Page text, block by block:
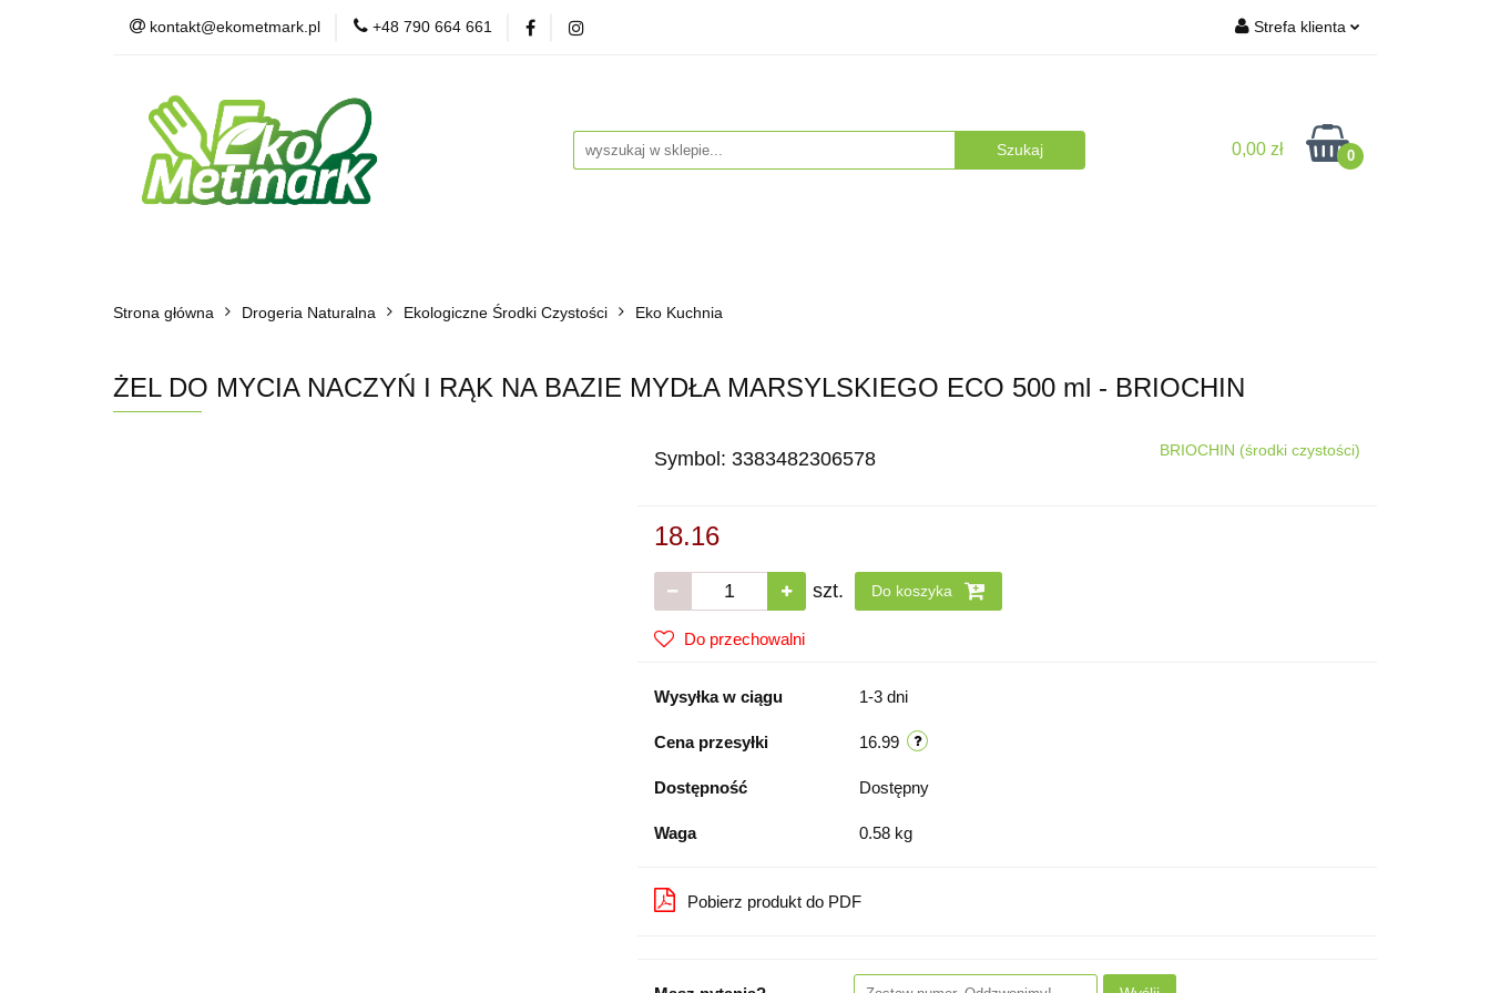
kontakt@ekometmark.pl +48 790 664 661 Strefa klienta
Dodaj zgłoszenie
0,00 zł 0
Dla Zwierząt BLOG POLECAMY BESTSELLERY
Żywność Ekologiczna Herbaty i Kawy
Witaminy i Suplementy
POLECAMY
Strona główna Drogeria Naturalna Ekologiczne Środki Czystości Eko Kuchnia
ŻEL DO MYCIA NACZYŃ I RĄK NA BAZIE MYDŁA MARSYLSKIEGO ECO 500 ml - BRIOCHIN
Symbol: 3383482306578 BRIOCHIN (środki czystości)
18.16
szt. Do koszyka
Do przechowalni
Wysyłka w ciągu 1-3 dni
Cena przesyłki 16.99
Dostępność Dostępny
Waga 0.58 kg
Pobierz produkt do PDF